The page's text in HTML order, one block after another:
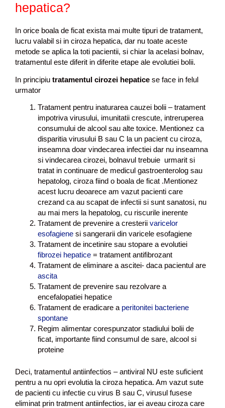
hepatica?
In orice boala de ficat exista mai multe tipuri de tratament,
lucru valabil si in ciroza hepatica, dar nu toate aceste
metode se aplica la toti pacientii, si chiar la acelasi bolnav,
tratamentul este diferit in diferite etape ale evolutiei bolii.
In principiu tratamentul cirozei hepatice se face in felul
urmator
Tratament pentru inaturarea cauzei bolii – tratament
impotriva virusului, imunitatii crescute, intreruperea
consumului de alcool sau alte toxice. Mentionez ca
disparitia virusului B sau C la un pacient cu ciroza,
inseamna doar vindecarea infectiei dar nu inseamna
si vindecarea cirozei, bolnavul trebuie urmarit si
tratat in continuare de medicul gastroenterolog sau
hepatolog, ciroza fiind o boala de ficat .Mentionez
acest lucru deoarece am vazut pacienti care
crezand ca au scapat de infectii si sunt sanatosi, nu
au mai mers la hepatolog, cu riscurile inerente
Tratament de prevenire a cresterii varicelor
esofagiene si sangerarii din varicele esofagiene
Tratament de incetinire sau stopare a evolutiei
fibrozei hepatice = tratament antifibrozant
Tratament de eliminare a ascitei- daca pacientul are
ascita
Tratament de prevenire sau rezolvare a
encefalopatiei hepatice
Tratament de eradicare a peritonitei bacteriene
spontane
Regim alimentar corespunzator stadiului bolii de
ficat, importante fiind consumul de sare, alcool si
proteine
Deci, tratamentul antiinfectios – antiviral NU este suficient
pentru a nu opri evolutia la ciroza hepatica. Am vazut sute
de pacienti cu infectie cu virus B sau C, virusul fusese
eliminat prin tratment antiinfectios, iar ei aveau ciroza care